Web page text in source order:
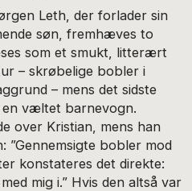
Leth, der forlader sin
søn, fremhæves to
som et smukt, litterært
– skrøbelige bobler i
– mens det sidste
væltet barnevogn.
over Kristian, mens han
”Gennemsigte bobler mod
konstateres det direkte:
mig i.” Hvis den altså var